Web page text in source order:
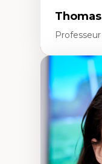
Théories
Élites
Classes
Théories